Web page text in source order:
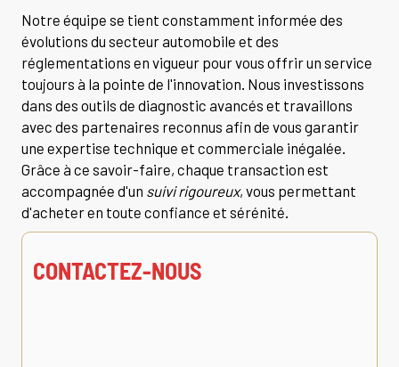
Notre équipe se tient constamment informée des
évolutions du secteur automobile et des
réglementations en vigueur pour vous offrir un service
toujours à la pointe de l'innovation. Nous investissons
dans des outils de diagnostic avancés et travaillons
avec des partenaires reconnus afin de vous garantir
une expertise technique et commerciale inégalée.
Grâce à ce savoir-faire, chaque transaction est
accompagnée d'un suivi rigoureux, vous permettant
d'acheter en toute confiance et sérénité.
CONTACTEZ-NOUS